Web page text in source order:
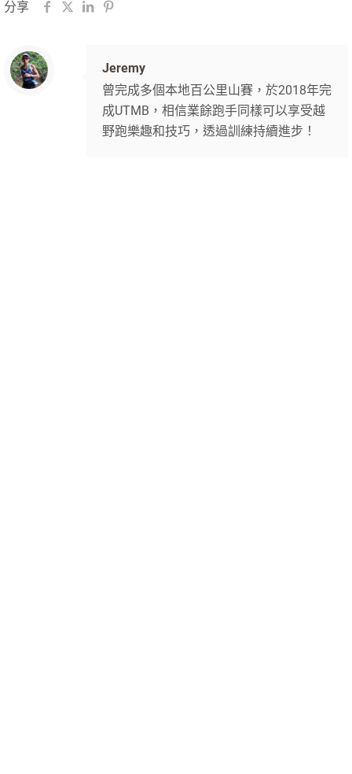
分享
Jeremy
曾完成多個本地百公里山賽，於2018年完
成UTMB，相信業餘跑手同樣可以享受越
野跑樂趣和技巧，透過訓練持續進步！